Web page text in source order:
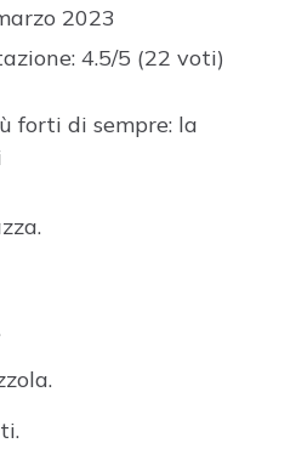
2023
4.5/5 (22 voti)
forti di sempre: la